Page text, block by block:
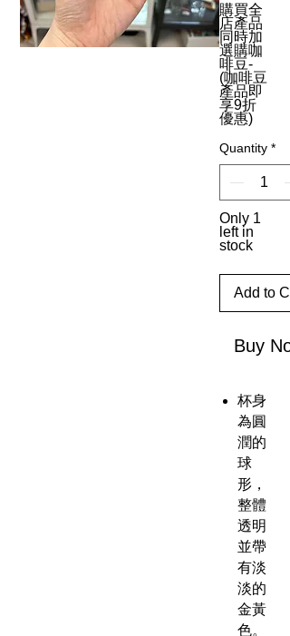
購買全
店產品
同時加
選購咖
啡豆-
(咖啡豆
產品即
享9折
優惠)
Quantity *
Only 1
left in
stock
Add to
Buy
杯身
為圓
潤的
球
形，
整體
透明
並帶
有淡
淡的
金黃
色。​